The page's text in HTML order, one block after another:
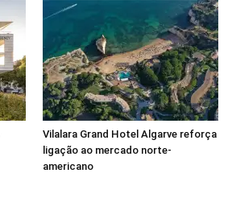
Vilalara Grand Hotel Algarve reforça
ligação ao mercado norte-
americano